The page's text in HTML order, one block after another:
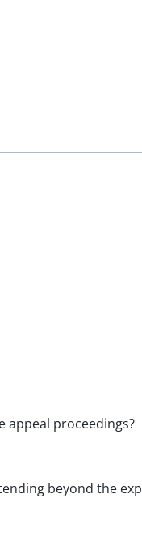
appeal proceedings?
beyond the